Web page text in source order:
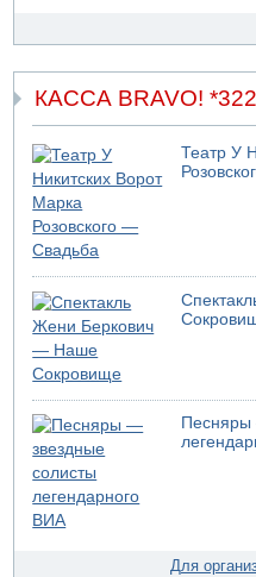
КАССА BRAVO!
Театр У
Песняры
Для